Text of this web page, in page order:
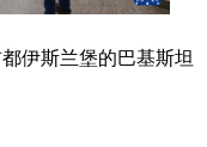
伊斯兰堡的巴基斯坦